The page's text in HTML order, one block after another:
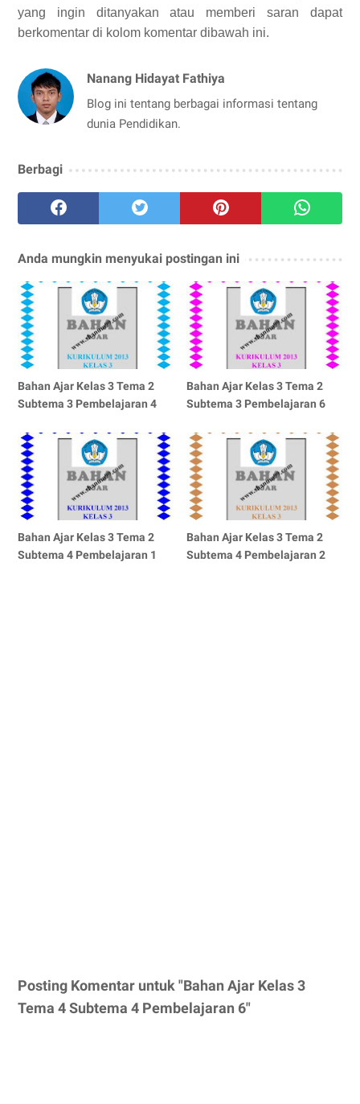
yang ingin ditanyakan atau memberi saran dapat
berkomentar di kolom komentar dibawah ini.
Nanang Hidayat Fathiya
Blog ini tentang berbagai informasi tentang
dunia Pendidikan.
Berbagi
Anda mungkin menyukai postingan ini
Bahan Ajar Kelas 3 Tema 2
Subtema 3 Pembelajaran 4
Bahan Ajar Kelas 3 Tema 2
Subtema 3 Pembelajaran 6
Bahan Ajar Kelas 3 Tema 2
Subtema 4 Pembelajaran 1
Bahan Ajar Kelas 3 Tema 2
Subtema 4 Pembelajaran 2
Posting Komentar untuk "Bahan Ajar Kelas 3
Tema 4 Subtema 4 Pembelajaran 6"